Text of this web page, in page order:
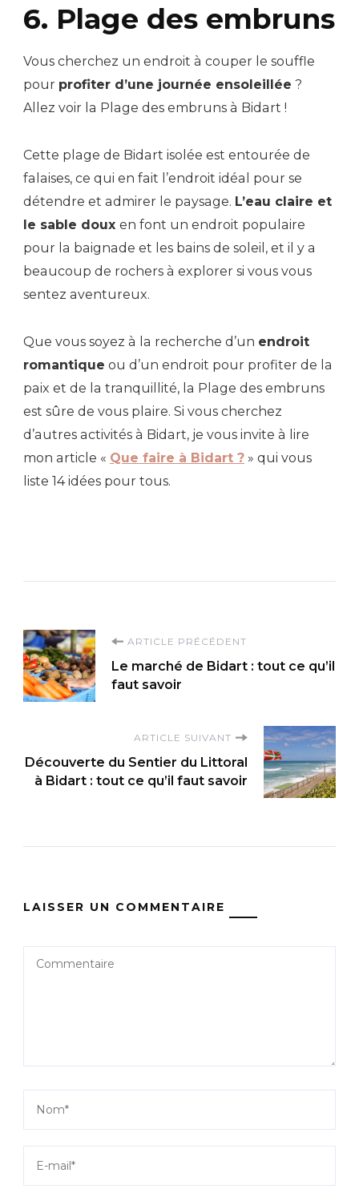
6. Plage des embruns
Vous cherchez un endroit à couper le souffle
pour profiter d’une journée ensoleillée ?
Allez voir la Plage des embruns à Bidart !
Cette plage de Bidart isolée est entourée de
falaises, ce qui en fait l’endroit idéal pour se
détendre et admirer le paysage. L’eau claire et
le sable doux en font un endroit populaire
pour la baignade et les bains de soleil, et il y a
beaucoup de rochers à explorer si vous vous
sentez aventureux.
Que vous soyez à la recherche d’un endroit
romantique ou d’un endroit pour profiter de la
paix et de la tranquillité, la Plage des embruns
est sûre de vous plaire. Si vous cherchez
d’autres activités à Bidart, je vous invite à lire
mon article « Que faire à Bidart ? » qui vous
liste 14 idées pour tous.
Navigation
d'article
ARTICLE PRÉCÉDENT
Le marché de Bidart : tout ce qu’il
faut savoir
ARTICLE SUIVANT
Découverte du Sentier du Littoral
à Bidart : tout ce qu’il faut savoir
LAISSER UN COMMENTAIRE